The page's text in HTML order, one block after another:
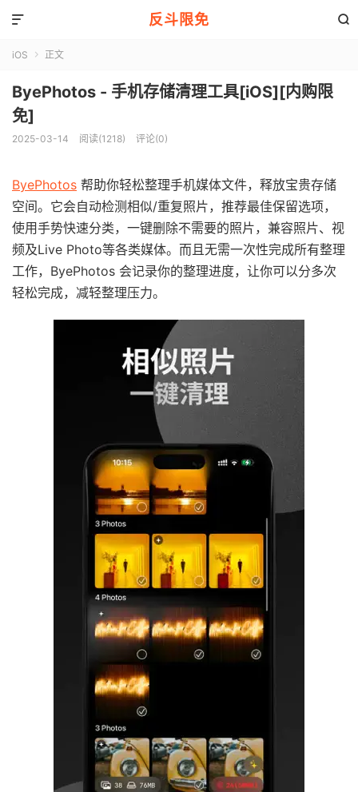
反斗限免 

iOS  正文
ByePhotos - 手机存储清理工具[iOS][内购限
免]
2025-03-14 阅读(1218) 评论(0)
ByePhotos 帮助你轻松整理手机媒体文件，释放宝贵存储
空间。它会自动检测相似/重复照片，推荐最佳保留选项，
使用手势快速分类，一键删除不需要的照片，兼容照片、视
频及Live Photo等各类媒体。而且无需一次性完成所有整理
工作，ByePhotos 会记录你的整理进度，让你可以分多次
轻松完成，减轻整理压力。